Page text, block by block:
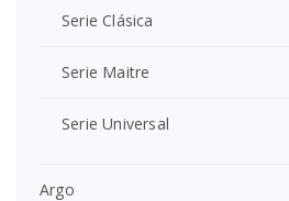
Serie Clásica
Serie Maitre
Serie Universal
Argo